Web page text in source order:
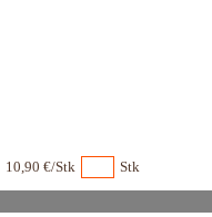
10,90 €/Stk Stk